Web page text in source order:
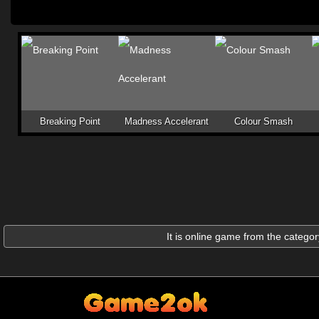
Breaking Point Madness Accelerant Colour Smash
It is online game from the